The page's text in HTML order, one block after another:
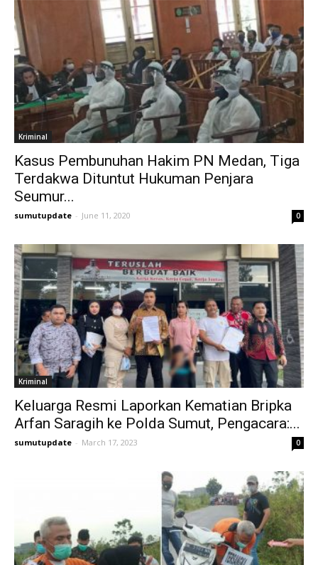
Kriminal
Kasus Pembunuhan Hakim PN Medan, Tiga
Terdakwa Dituntut Hukuman Penjara
Seumur...
sumutupdate - June 11, 2020 0
Kriminal
Keluarga Resmi Laporkan Kematian Bripka
Arfan Saragih ke Polda Sumut, Pengacara:...
sumutupdate - March 17, 2023 0